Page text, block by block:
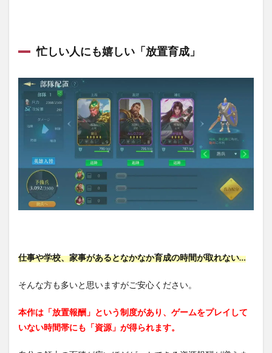
忙しい人にも嬉しい「放置育成」
仕事や学校、家事があるとなかなか育成の時間が取れない…
そんな方も多いと思いますがご安心ください。
本作は「放置報酬」という制度があり、ゲームをプレイして
いない時間帯にも「資源」が得られます。